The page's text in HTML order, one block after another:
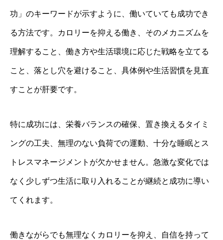
功」のキーワードが示すように、働いていても成功でき
る方法です。カロリーを抑える働き、そのメカニズムを
理解すること、働き方や生活環境に応じた戦略を立てる
こと、落とし穴を避けること、具体例や生活習慣を見直
すことが肝要です。
特に成功には、栄養バランスの確保、置き換えるタイミ
ングの工夫、無理のない負荷での運動、十分な睡眠とス
トレスマネージメントが欠かせません。急激な変化では
なく少しずつ生活に取り入れることが継続と成功に導い
てくれます。
働きながらでも無理なくカロリーを抑え、自信を持って